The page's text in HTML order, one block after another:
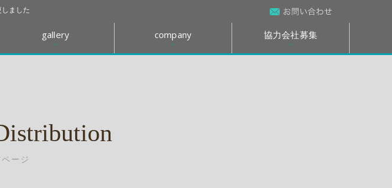
gallery company 協力会社募集
ました
ージ